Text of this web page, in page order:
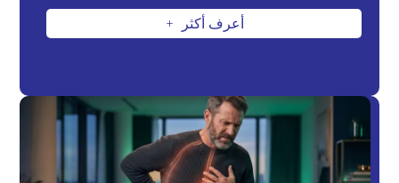
أعرف أكثر L